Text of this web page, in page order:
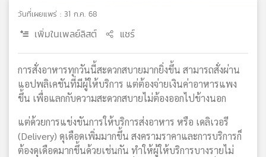
เครือ
ข่าย
วันที่เผยแพร่ : 31 ก.ค. 68
เพิ่มในเพลย์ลิสต์ แชร์
การสั่งอาหารทุกวันนี้สะดวกสบายมากยิ่งขึ้น สามารถสั่งผ่าน
แอปพลิเคชันที่มีผู้ให้บริการ แต่ต้องจ่ายเงินค่าอาหารแพง
ขึ้น เพื่อแลกกับความสะดวกสบายไม่ต้องออกไปข้างนอก
แต่ด้วยการแข่งขันการให้บริการส่งอาหาร หรือ เดลิเวอรี
(Delivery) ดุเดือดเพิ่มมากขึ้น สงครามราคาและการบริการก็
ต้องดุเดือดมากขึ้นด้วยเช่นกัน ทำให้ผู้ให้บริการบางรายไม่